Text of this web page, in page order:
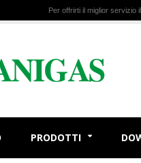
Per offrirti il miglior servizio
PRODOTTI